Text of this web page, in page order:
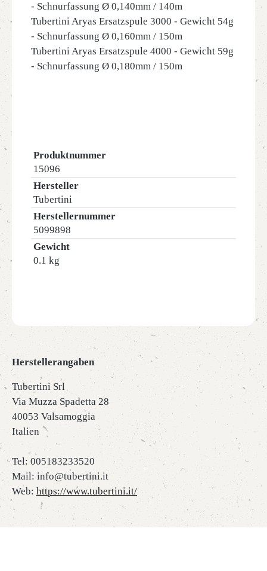
- Schnurfassung Ø 0,140mm / 140m
Tubertini Aryas Ersatzspule 3000 - Gewicht 54g
- Schnurfassung Ø 0,160mm / 150m
Tubertini Aryas Ersatzspule 4000 - Gewicht 59g
- Schnurfassung Ø 0,180mm / 150m
Produktnummer
15096
Hersteller
Tubertini
Herstellernummer
5099898
Gewicht
0.1 kg
Herstellerangaben
Tubertini Srl
Via Muzza Spadetta 28
40053 Valsamoggia
Italien
Tel: 005183233520
Mail: info@tubertini.it
Web: https://www.tubertini.it/